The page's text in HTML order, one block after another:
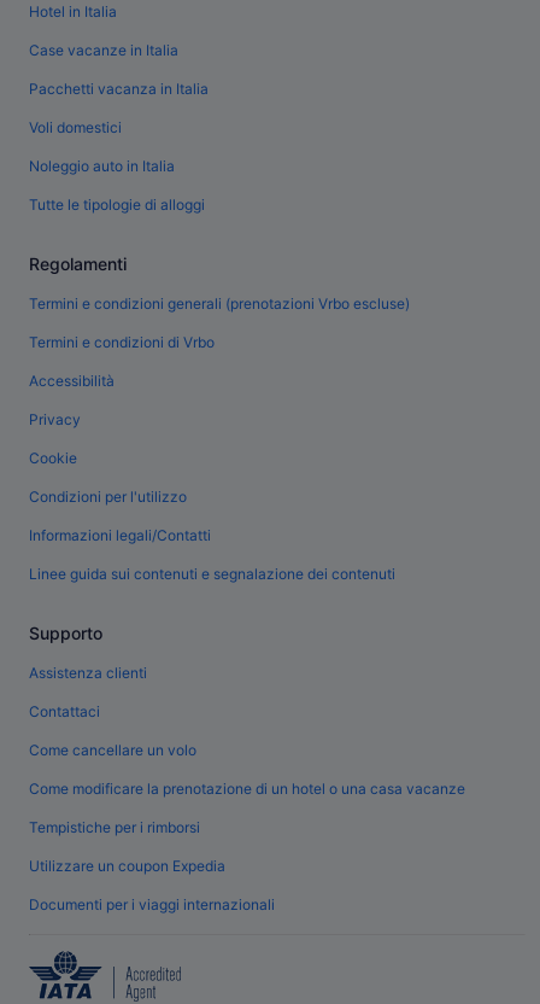
Hotel in Italia
Case vacanze in Italia
Pacchetti vacanza in Italia
Voli domestici
Noleggio auto in Italia
Tutte le tipologie di alloggi
Regolamenti
Termini e condizioni generali (prenotazioni Vrbo escluse)
Termini e condizioni di Vrbo
Accessibilità
Privacy
Cookie
Condizioni per l'utilizzo
Informazioni legali/Contatti
Linee guida sui contenuti e segnalazione dei contenuti
Supporto
Assistenza clienti
Contattaci
Come cancellare un volo
Come modificare la prenotazione di un hotel o una casa vacanze
Tempistiche per i rimborsi
Utilizzare un coupon Expedia
Documenti per i viaggi internazionali